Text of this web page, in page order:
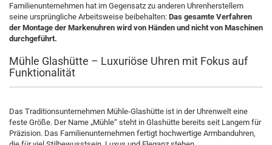
Familienunternehmen hat im Gegensatz zu anderen Uhrenherstellern
seine ursprüngliche Arbeitsweise beibehalten: Das gesamte Verfahren
der Montage der Markenuhren wird von Händen und nicht von Maschinen
durchgeführt.
Mühle Glashütte – Luxuriöse Uhren mit Fokus auf
Funktionalität
Das Traditionsunternehmen Mühle-Glashütte ist in der Uhrenwelt eine
feste Größe. Der Name „Mühle“ steht in Glashütte bereits seit Langem für
Präzision. Das Familienunternehmen fertigt hochwertige Armbanduhren,